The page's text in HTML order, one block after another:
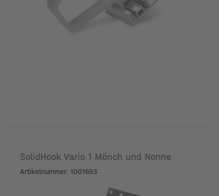
SolidHook Vario 1 Mönch und Nonne
Artikelnummer: 1001693